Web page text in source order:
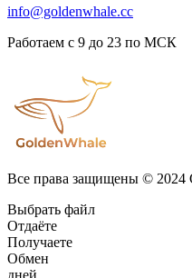
info@goldenwhale.cc
Работаем с 9 до 23 по МСК
Все права защищены © 2024
Выбрать файл
Отдаёте
Получаете
Обмен